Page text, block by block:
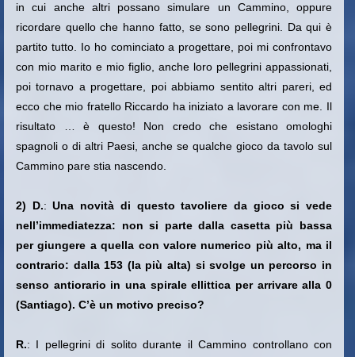
in cui anche altri possano simulare un Cammino, oppure
ricordare quello che hanno fatto, se sono pellegrini. Da qui è
partito tutto. Io ho cominciato a progettare, poi mi confrontavo
con mio marito e mio figlio, anche loro pellegrini appassionati,
poi tornavo a progettare, poi abbiamo sentito altri pareri, ed
ecco che mio fratello Riccardo ha iniziato a lavorare con me. Il
risultato … è questo!
Non credo che esistano omologhi
spagnoli o di altri Paesi, anche se qualche gioco da tavolo sul
Cammino pare stia nascendo.
2) D.:Una novità di questo tavoliere da gioco si vede
nell’immediatezza: non si parte dalla casetta più bassa
per giungere a quella con valore numerico più alto, ma il
contrario: dalla 153 (la più alta) si svolge un percorso in
senso antiorario in una spirale ellittica per arrivare alla 0
(Santiago). C’è un motivo preciso?
R.: I pellegrini di solito durante il Cammino controllano con